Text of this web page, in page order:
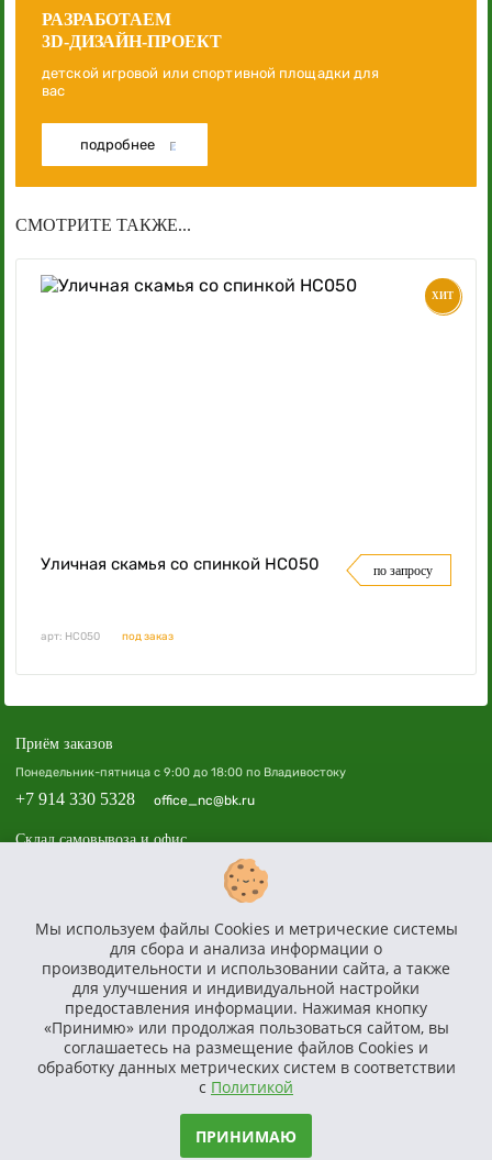
РАЗРАБОТАЕМ
3D-ДИЗАЙН-ПРОЕКТ
детской игровой или спортивной площадки для
вас
подробнее
СМОТРИТЕ ТАКЖЕ...
ХИТ
Уличная скамья со спинкой НС050 по запросу
арт: НС050 под заказ
Приём заказов
Понедельник-пятница с 9:00 до 18:00 по Владивостоку
+7 914 330 5328 office_nc@bk.ru
Склад самовывоза и офис
Владивосток, пр. 100-летия Владивостока, 40а, офис 508, ТЦ «Зенит»
Доставим, соберём и установим площадку в вашем регионе по всей России.
Политика в отношении обработки персональных данных
Согласие на получение информационной и рекламной рассылки
Согласие на обработку персональных данных
Характеристики, комплект и внешний вид товаров могут отличаться от реального. Перед покупкой
уточняйте полное описание и характеристики у менеджера.
Сайт носит исключительно информационный характер и ни при каких условиях не является публичной
офертой, определяемой положениями статьи 437 ГК РФ.
© ООО «САТУРН», ОГРН: 1242500012985, ИНН: 2540285322
Студия Кефирок
Мы используем файлы Cookies и метрические системы
для сбора и анализа информации о
производительности и использовании сайта, а также
для улучшения и индивидуальной настройки
предоставления информации. Нажимая кнопку
«Принимю» или продолжая пользоваться сайтом, вы
соглашаетесь на размещение файлов Cookies и
обработку данных метрических систем в соответствии
с Политикой
ПРИНИМАЮ